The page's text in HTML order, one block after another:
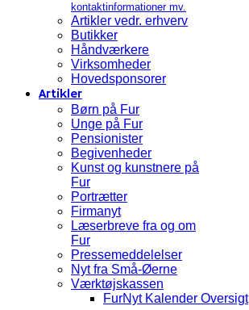
kontaktinformationer mv.
Artikler vedr. erhverv
Butikker
Håndværkere
Virksomheder
Hovedsponsorer
Artikler
Børn på Fur
Unge på Fur
Pensionister
Begivenheder
Kunst og kunstnere på
Fur
Portrætter
Firmanyt
Læserbreve fra og om
Fur
Pressemeddelelser
Nyt fra Små-Øerne
Værktøjskassen
FurNyt Kalender Oversigt